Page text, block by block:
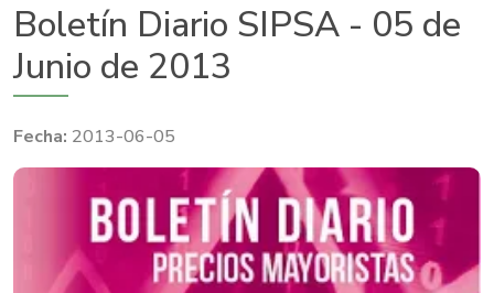
Boletín Diario SIPSA - 05 de
Junio de 2013
2013-06-05